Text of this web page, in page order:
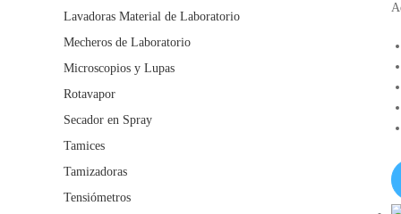
Lavadoras Material de Laboratorio
Mecheros de Laboratorio
Microscopios y Lupas
Rotavapor
Secador en Spray
Tamices
Tamizadoras
Tensiómetros